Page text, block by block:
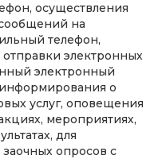
осуществления
на
телефон,
электронных
электронный
о
услуг, оповещения
мероприятиях,
для
опросов с